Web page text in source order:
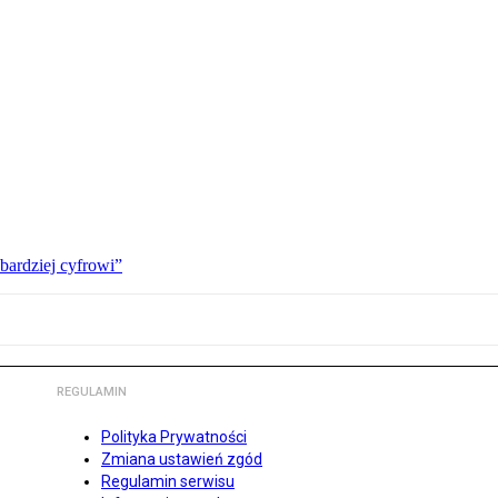
cyfrowi”
REGULAMIN
Polityka Prywatności
Zmiana ustawień zgód
Regulamin serwisu